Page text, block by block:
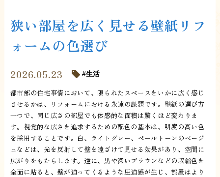
狭い部屋を広く見せる壁紙リフ
ォームの色選び
2026.05.23 生活
都市部の住宅事情において、限られたスペースをいかに広く感じ
させるかは、リフォームにおける永遠の課題です。壁紙の選び方
一つで、同じ広さの部屋でも体感的な面積は驚くほど変わりま
す。視覚的な広さを追求するための配色の基本は、明度の高い色
を採用することです。白、ライトグレー、ペールトーンのベージ
ュなどは、光を反射して壁を遠ざけて見せる効果があり、空間に
広がりをもたらします。逆に、黒や深いブラウンなどの収縮色を
全面に貼ると、壁が迫ってくるような圧迫感が生じ、部屋はより